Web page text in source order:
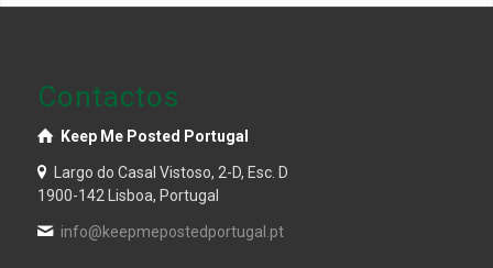
Contactos
Keep Me Posted Portugal
Largo do Casal Vistoso, 2-D, Esc. D
1900-142 Lisboa, Portugal
info@keepmepostedportugal.pt